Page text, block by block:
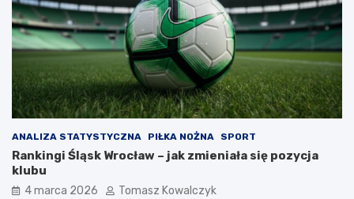
ANALIZA STATYSTYCZNA PIŁKA NOŻNA SPORT
Rankingi Śląsk Wrocław – jak zmieniała się pozycja
klubu
4 marca 2026 Tomasz Kowalczyk